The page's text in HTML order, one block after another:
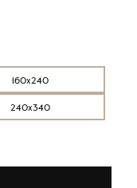
160x240
240x340